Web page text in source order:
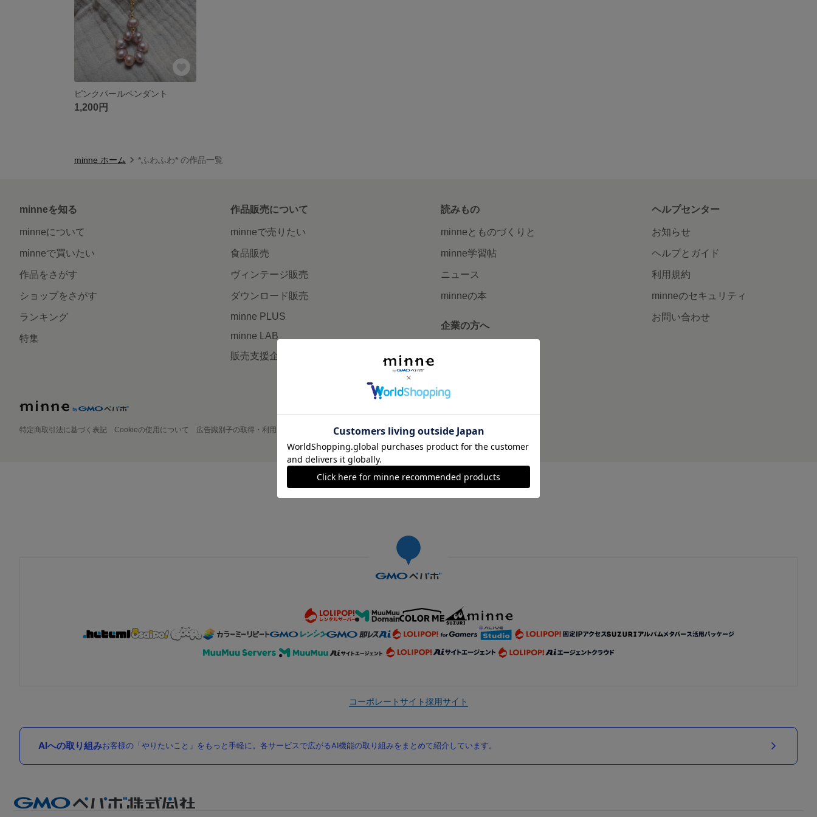
ピンクパールペンダント
1,200円
minne ホーム *ふわふわ* の作品一覧
minneを知る
minneについて
minneで買いたい
作品をさがす
ショップをさがす
ランキング
特集
作品販売について
minneで売りたい
食品販売
ヴィンテージ販売
ダウンロード販売
minne PLUS
minne LAB
販売支援企画・イベント
読みもの
minneとものづくりと
minne学習帖
ニュース
minneの本
企業の方へ
ヘルプセンター
お知らせ
ヘルプとガイド
利用規約
minneのセキュリティ
お問い合わせ
特定商取引法に基づく表記 Cookieの使用について 広告識別子の取得・利用 プライバシーポリシー 会社概要 採用情報 メディアキット
©GMO Pepabo, Inc. All rights reserved.
コーポレートサイト採用サイト
AIへの取り組みお客様の「やりたいこと」をもっと手軽に。各サービスで広がるAI機能の取り組みをまとめて紹介しています。